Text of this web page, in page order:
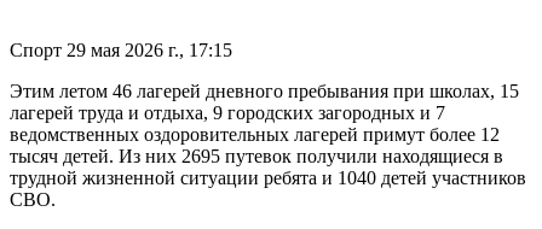
Спорт 29 мая 2026 г., 17:15
Этим летом 46 лагерей дневного пребывания при школах, 15
лагерей труда и отдыха, 9 городских загородных и 7
ведомственных оздоровительных лагерей примут более 12
тысяч детей. Из них 2695 путевок получили находящиеся в
трудной жизненной ситуации ребята и 1040 детей участников
СВО.